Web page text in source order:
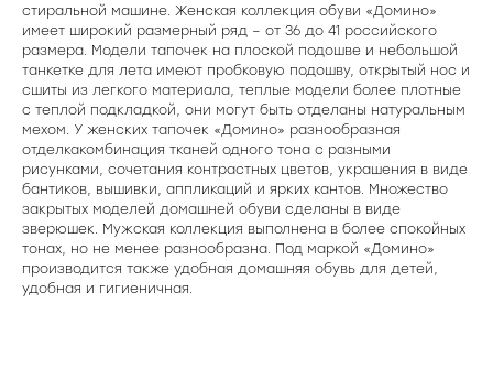
стиральной машине. Женская коллекция обуви «Домино»
имеет широкий размерный ряд – от 36 до 41 российского
размера. Модели тапочек на плоской подошве и небольшой
танкетке для лета имеют пробковую подошву, открытый нос и
сшиты из легкого материала, теплые модели более плотные
с теплой подкладкой, они могут быть отделаны натуральным
мехом. У женских тапочек «Домино» разнообразная
отделкакомбинация тканей одного тона с разными
рисунками, сочетания контрастных цветов, украшения в виде
бантиков, вышивки, аппликаций и ярких кантов. Множество
закрытых моделей домашней обуви сделаны в виде
зверюшек. Мужская коллекция выполнена в более спокойных
тонах, но не менее разнообразна. Под маркой «Домино»
производится также удобная домашняя обувь для детей,
удобная и гигиеничная.